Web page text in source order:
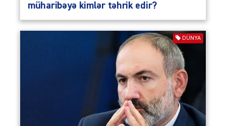
müharibəyə kimlər təhrik edir?
DÜNYA